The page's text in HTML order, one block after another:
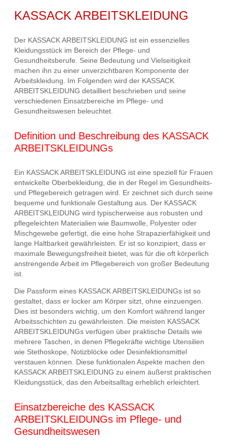
KASSACK ARBEITSKLEIDUNG
Der KASSACK ARBEITSKLEIDUNG ist ein essenzielles
Kleidungsstück im Bereich der Pflege- und
Gesundheitsberufe. Seine Bedeutung und Vielseitigkeit
machen ihn zu einer unverzichtbaren Komponente der
Arbeitskleidung. Im Folgenden wird der KASSACK
ARBEITSKLEIDUNG detailliert beschrieben und seine
verschiedenen Einsatzbereiche im Pflege- und
Gesundheitswesen beleuchtet.
Definition und Beschreibung des KASSACK
ARBEITSKLEIDUNGs
Ein KASSACK ARBEITSKLEIDUNG ist eine speziell für Frauen
entwickelte Oberbekleidung, die in der Regel im Gesundheits-
und Pflegebereich getragen wird. Er zeichnet sich durch seine
bequeme und funktionale Gestaltung aus. Der KASSACK
ARBEITSKLEIDUNG wird typischerweise aus robusten und
pflegeleichten Materialien wie Baumwolle, Polyester oder
Mischgewebe gefertigt, die eine hohe Strapazierfähigkeit und
lange Haltbarkeit gewährleisten. Er ist so konzipiert, dass er
maximale Bewegungsfreiheit bietet, was für die oft körperlich
anstrengende Arbeit im Pflegebereich von großer Bedeutung
ist.
Die Passform eines KASSACK ARBEITSKLEIDUNGs ist so
gestaltet, dass er locker am Körper sitzt, ohne einzuengen.
Dies ist besonders wichtig, um den Komfort während langer
Arbeitsschichten zu gewährleisten. Die meisten KASSACK
ARBEITSKLEIDUNGs verfügen über praktische Details wie
mehrere Taschen, in denen Pflegekräfte wichtige Utensilien
wie Stethoskope, Notizblöcke oder Desinfektionsmittel
verstauen können. Diese funktionalen Aspekte machen den
KASSACK ARBEITSKLEIDUNG zu einem äußerst praktischen
Kleidungsstück, das den Arbeitsalltag erheblich erleichtert.
Einsatzbereiche des KASSACK
ARBEITSKLEIDUNGs im Pflege- und
Gesundheitswesen